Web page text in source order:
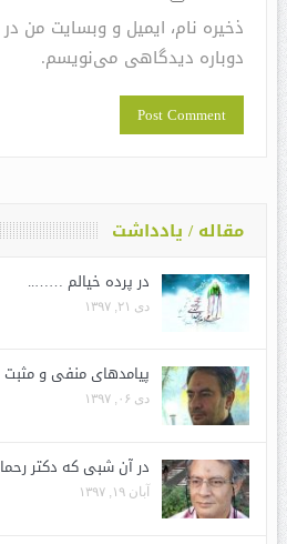
ذخیره نام، ایمیل و وبسایت من
دوباره دیدگاهی می‌نویسم.
مقاله / یادداشت
در پرده خیالم ……..
دی ۲۱, ۱۳۹۷
پیامدهای منفی و
دی ۰۶, ۱۳۹۷
در آن شبی که دکتر
آبان ۱۹, ۱۳۹۷